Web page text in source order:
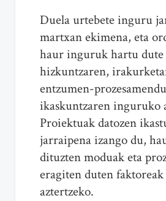
Duela urtebete inguru
martxan ekimena, eta
haur inguruk hartu dute
hizkuntzaren,
entzumen-
ikaskuntzaren inguruko
Proiektuak datozen
jarraipena izango du,
dituzten moduak eta
eragiten duten faktoreak
aztertzeko.